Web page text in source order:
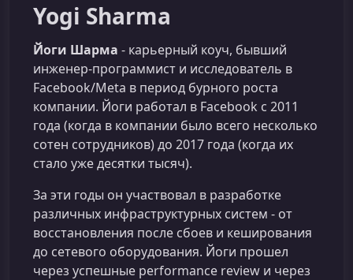
Yogi Sharma
Йоги Шарма - карьерный коуч, бывший
инженер-программист и исследователь в
Facebook/Meta в период бурного роста
компании. Йоги работал в Facebook с 2011
года (когда в компании было всего несколько
сотен сотрудников) до 2017 года (когда их
стало уже десятки тысяч).
За эти годы он участвовал в разработке
различных инфраструктурных систем - от
восстановления после сбоев и кеширования
до сетевого оборудования. Йоги прошел
через успешные performance review и через